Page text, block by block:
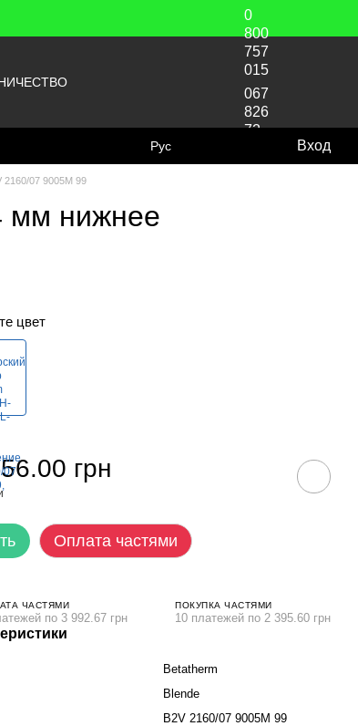
0
800
757
015
067
826
72
Рус Вход
2160/07 9005M 99
мм нижнее
цвет
грн
Оплата частями
ЧАСТЯМИ
по 3 992.67 грн
ПОКУПКА ЧАСТЯМИ
10 платежей по 2 395.60 грн
Betatherm
Blende
B2V 2160/07 9005M 99